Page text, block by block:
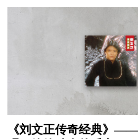
《刘文正传奇经典》